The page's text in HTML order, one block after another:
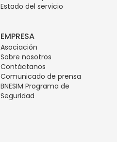
Estado del servicio
EMPRESA
Asociación
Sobre nosotros
Contáctanos
Comunicado de prensa
BNESIM Programa de
Seguridad